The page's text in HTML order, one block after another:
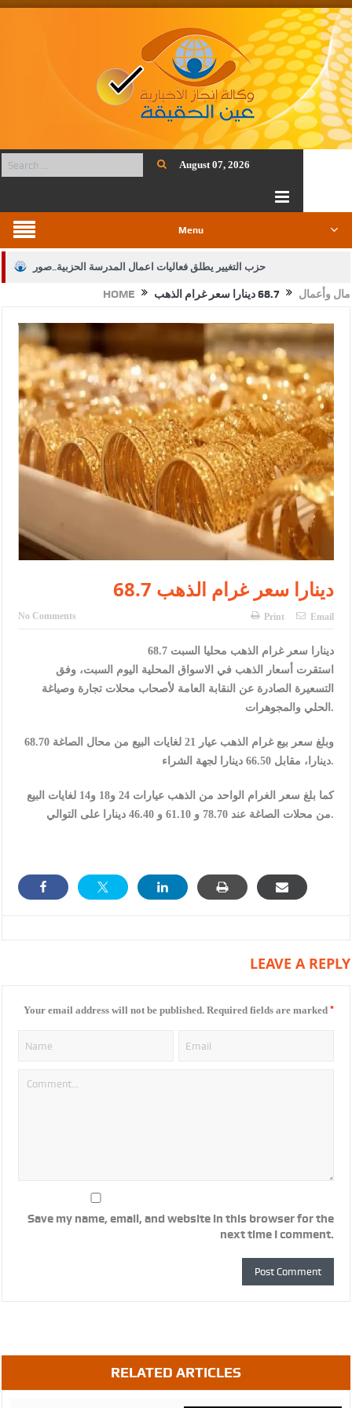
August 07, 2026
Menu
حزب التغيير يطلق فعاليات اعمال المدرسة الحزبية..صور
الجيش يفتح باب التجنيد لحملة البكالوريوس في الحقوق والقانون
بيان اجتماع عمّان:دعم الوصاية الهاشمية التاريخية على المقدسات
الإسلامية والمسيحية
الأمن يتلف 16 مليون حبة كبتاجون و1480 كغم مواد مخدرة
النواب يقر مشروع تعديل قانون الملكية العقارية
القاضي يلتقي رؤساء تحرير الصحف اليومية ويؤكد حرص مجلس النواب
على شراكة فاعلة مع الإعلام
دعوة المكلفين بخدمة العلم (الدفعة الثالثة) إلى مراجعة منصة خدمة
الملك يتلقى اتصالا هاتفيا من العاهل البحريني
HOME مال وأعمال 68.7 دينارا سعر غرام الذهب
68.7 دينارا سعر غرام الذهب
No Comments Print Email
68.7 دينارا سعر غرام الذهب محليا السبت
استقرت أسعار الذهب في الاسواق المحلية اليوم السبت، وفق
التسعيرة الصادرة عن النقابة العامة لأصحاب محلات تجارة وصياغة
الحلي والمجوهرات.
وبلغ سعر بيع غرام الذهب عيار 21 لغايات البيع من محال الصاغة 68.70
دينارا، مقابل 66.50 دينارا لجهة الشراء.
كما بلغ سعر الغرام الواحد من الذهب عيارات 24 و18 و14 لغايات البيع
من محلات الصاغة عند 78.70 و 61.10 و 46.40 دينارا على التوالي.
LEAVE A REPLY
Your email address will not be published. Required fields are marked *
Save my name, email, and website in this browser for the
next time I comment.
RELATED ARTICLES